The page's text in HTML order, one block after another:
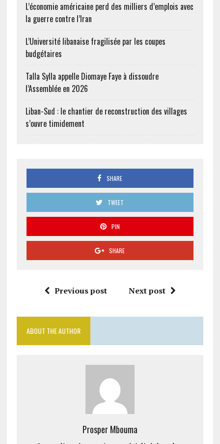
L’économie américaine perd des milliers d’emplois avec
la guerre contre l’Iran
L’Université libanaise fragilisée par les coupes
budgétaires
Talla Sylla appelle Diomaye Faye à dissoudre
l’Assemblée en 2026
Liban-Sud : le chantier de reconstruction des villages
s’ouvre timidement
SHARE
TWEET
PIN
SHARE
Previous post Next post
ABOUT THE AUTHOR
Prosper Mbouma